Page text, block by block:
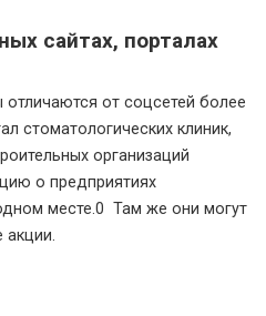
сайтах, порталах
от соцсетей более
стоматологических клиник,
организаций
о предприятиях
месте.0 Там же они могут
акции.